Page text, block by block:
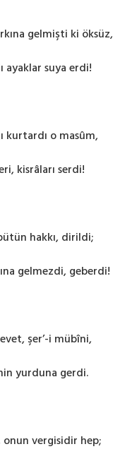
gelmişti ki öksüz,
ayaklar suya erdi!
kurtardı o masûm,
kisrâları serdi!
hakkı, dirildi;
gelmezdi, geberdi!
şer’-i mübîni,
yurduna gerdi.
onun vergisidir hep;